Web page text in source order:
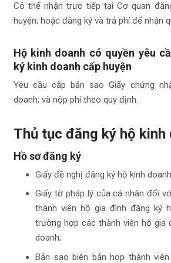
Có thể nhận trực tiếp tại Cơ quan
huyện; hoặc đăng ký và trả phí để nhận
Hộ kinh doanh có quyền yêu
ký kinh doanh cấp huyện
Yêu cầu cấp bản sao Giấy chứng
doanh; và nộp phí theo quy định.
Thủ tục đăng ký hộ kinh
Hồ sơ đăng ký
Giấy đề nghị đăng ký hộ kinh
Giấy tờ pháp lý của cá nhân đối
thành viên hộ gia đình đăng ký
trường hợp các thành viên hộ gia
doanh;
Bản sao biên bản họp thành